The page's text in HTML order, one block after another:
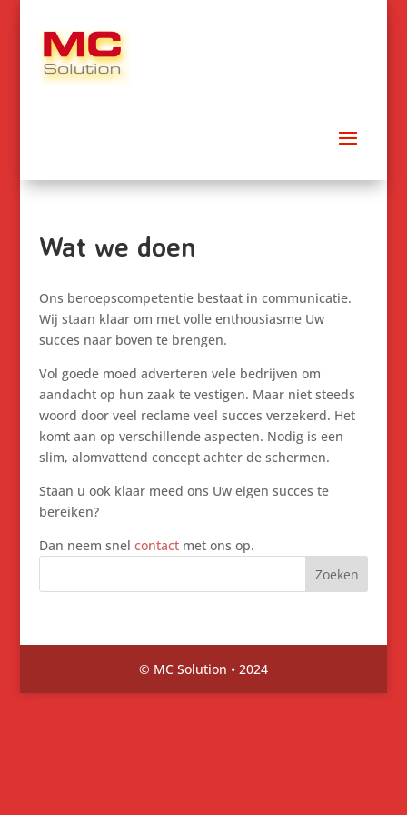
Wat we doen
Ons beroepscompetentie bestaat in communicatie.
Wij staan klaar om met volle enthousiasme Uw
succes naar boven te brengen.
Vol goede moed adverteren vele bedrijven om
aandacht op hun zaak te vestigen. Maar niet steeds
woord door veel reclame veel succes verzekerd. Het
komt aan op verschillende aspecten. Nodig is een
slim, alomvattend concept achter de schermen.
Staan u ook klaar meed ons Uw eigen succes te
bereiken?
Dan neem snel contactmet ons op.
© MC Solution • 2024